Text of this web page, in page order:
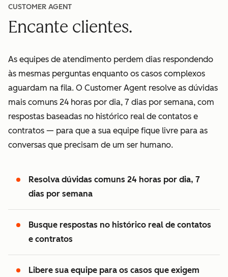
CUSTOMER AGENT
Encante clientes.
As equipes de atendimento perdem dias respondendo
às mesmas perguntas enquanto os casos complexos
aguardam na fila. O Customer Agent resolve as dúvidas
mais comuns 24 horas por dia, 7 dias por semana, com
respostas baseadas no histórico real de contatos e
contratos — para que a sua equipe fique livre para as
conversas que precisam de um ser humano.
Resolva dúvidas comuns 24 horas por dia, 7
dias por semana
Busque respostas no histórico real de contatos
e contratos
Libere sua equipe para os casos que exigem